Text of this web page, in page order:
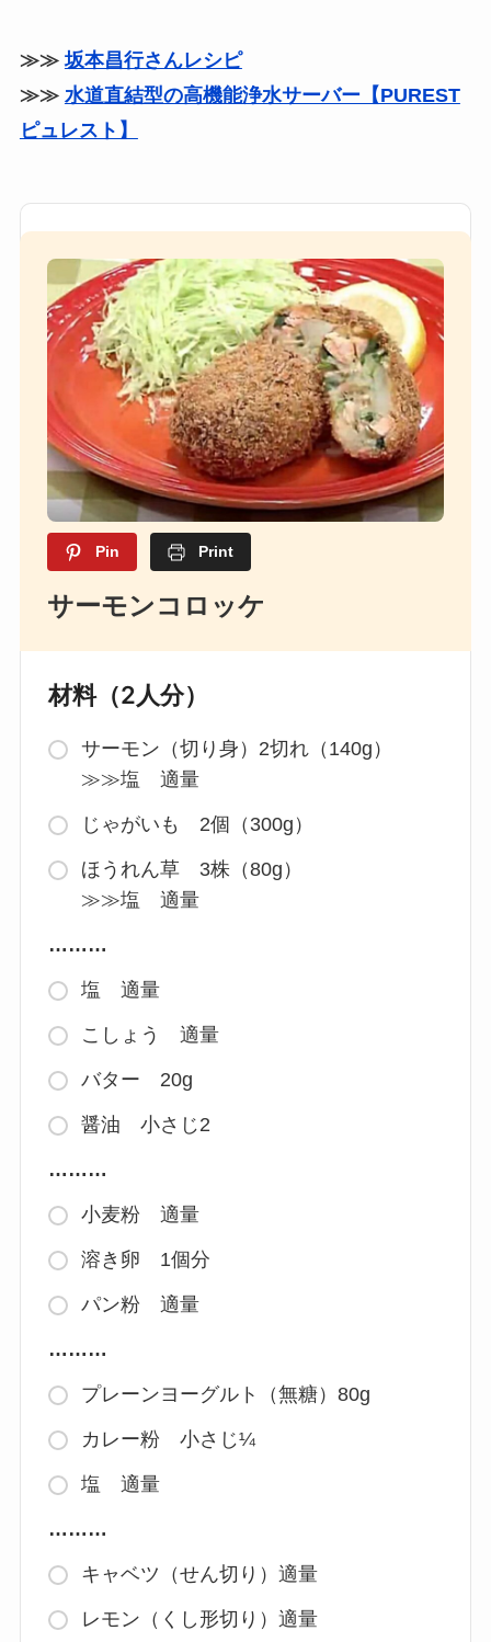
≫≫坂本昌行さんレシピ
≫≫ 水道直結型の高機能浄水サーバー【PUREST
ピュレスト】
Pin Print
サーモンコロッケ
材料（2人分）
サーモン（切り身）2切れ（140g）
≫≫塩 適量
じゃがいも 2個（300g）
ほうれん草 3株（80g）
≫≫塩 適量
………
塩 適量
こしょう 適量
バター 20g
醤油 小さじ2
………
小麦粉 適量
溶き卵 1個分
パン粉 適量
………
プレーンヨーグルト（無糖）80g
カレー粉 小さじ¼
塩 適量
………
キャベツ（せん切り）適量
レモン（くし形切り）適量